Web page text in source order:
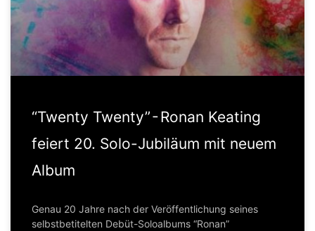
“Twenty Twenty” - Ronan Keating
feiert 20. Solo-Jubiläum mit neuem
Album
Genau 20 Jahre nach der Veröffentlichung seines
selbstbetitelten Debüt-Soloalbums “Ronan”